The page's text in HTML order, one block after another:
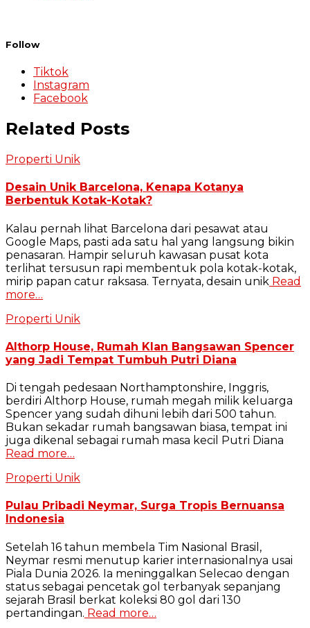
Follow
Tiktok
Instagram
Facebook
Related Posts
Properti Unik
Desain Unik Barcelona, Kenapa Kotanya
Berbentuk Kotak-Kotak?
Kalau pernah lihat Barcelona dari pesawat atau
Google Maps, pasti ada satu hal yang langsung bikin
penasaran. Hampir seluruh kawasan pusat kota
terlihat tersusun rapi membentuk pola kotak-kotak,
mirip papan catur raksasa. Ternyata, desain unik Read
more…
Properti Unik
Althorp House, Rumah Klan Bangsawan Spencer
yang Jadi Tempat Tumbuh Putri Diana
Di tengah pedesaan Northamptonshire, Inggris,
berdiri Althorp House, rumah megah milik keluarga
Spencer yang sudah dihuni lebih dari 500 tahun.
Bukan sekadar rumah bangsawan biasa, tempat ini
juga dikenal sebagai rumah masa kecil Putri Diana
Read more…
Properti Unik
Pulau Pribadi Neymar, Surga Tropis Bernuansa
Indonesia
Setelah 16 tahun membela Tim Nasional Brasil,
Neymar resmi menutup karier internasionalnya usai
Piala Dunia 2026. Ia meninggalkan Selecao dengan
status sebagai pencetak gol terbanyak sepanjang
sejarah Brasil berkat koleksi 80 gol dari 130
pertandingan. Read more…